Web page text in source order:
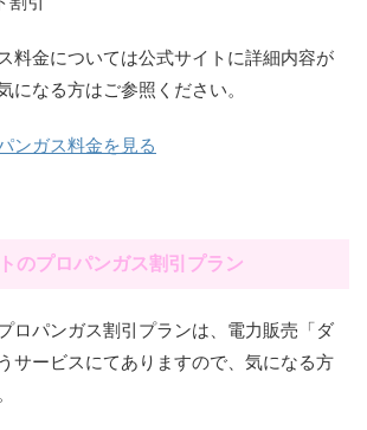
料金については公式サイトに詳細内容が
になる方はご参照ください。
ンガス料金を見る
のプロパンガス割引プラン
ロパンガス割引プランは、電力販売「ダ
サービスにてありますので、気になる方